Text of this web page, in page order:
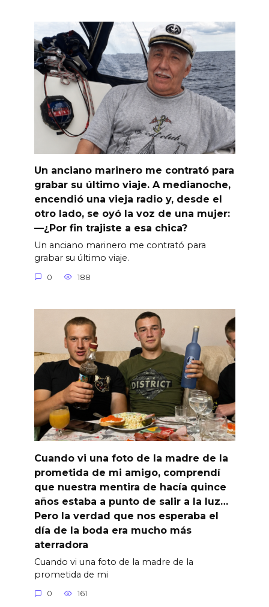
Un anciano marinero me contrató para
grabar su último viaje. A medianoche,
encendió una vieja radio y, desde el
otro lado, se oyó la voz de una mujer:
—¿Por fin trajiste a esa chica?
Un anciano marinero me contrató para
grabar su último viaje.
0 188
Cuando vi una foto de la madre de la
prometida de mi amigo, comprendí
que nuestra mentira de hacía quince
años estaba a punto de salir a la luz…
Pero la verdad que nos esperaba el
día de la boda era mucho más
aterradora
Cuando vi una foto de la madre de la
prometida de mi
0 161